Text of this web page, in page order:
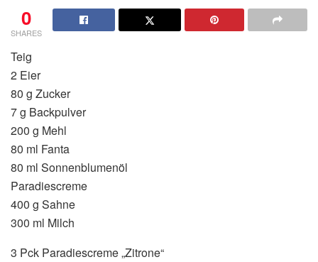
0
SHARES
Teig
2 Eier
80 g Zucker
7 g Backpulver
200 g Mehl
80 ml Fanta
80 ml Sonnenblumenöl
Paradiescreme
400 g Sahne
300 ml Milch
3 Pck Paradiescreme „Zitrone“